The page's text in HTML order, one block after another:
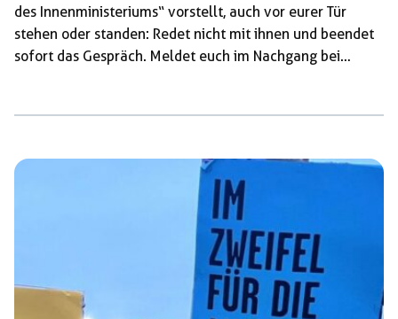
des Innenministeriums“ vorstellt, auch vor eurer Tür
stehen oder standen: Redet nicht mit ihnen und beendet
sofort das Gespräch. Meldet euch im Nachgang bei
Anquatschversuchs: Die Genossin war morgens auf dem
Weg zur Uni, als ein Mann und eine Frau sie auf dem Weg
zur Bushaltestelle einholten. Sie quatschten sie mit
ihrem Vornamen an und sagten „du bist aber schnell